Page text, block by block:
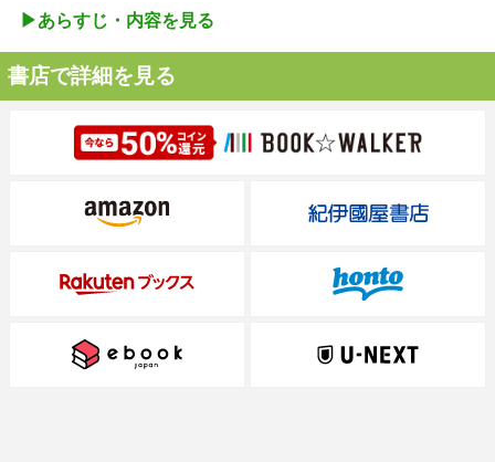
▶︎あらすじ・内容を見る
書店で詳細を見る